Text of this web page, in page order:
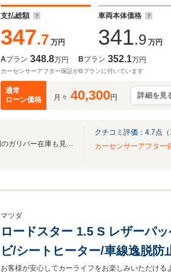
止 オートマチックハイビー
支払総額
347.7 万円
車両本体価格
341.9 万円
Aプラン 348.8万円 Bプラン 352.1万円
カーセンサーアフター保証がBプランに付いています
通常
ローン価格
月々 40,300円 詳細を見
無料電話は24時間ご案内！！全国のガリバー在庫も見たい方は一括照会が可能です！
クチコミ評価： 4.7点（
カーセンサーアフター
マツダ
ロードスター 1.5 S レザーパ
ビ/シートヒーター/車線逸脱
ンプ LED/ETC/EBD付ABS/横